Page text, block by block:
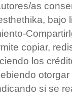
as
bajo
copiar,
los
si se